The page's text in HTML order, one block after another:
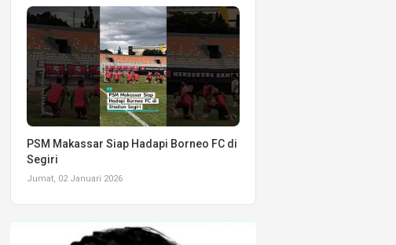
PSM Makassar Siap Hadapi Borneo FC di
Segiri
Jumat, 02 Januari 2026